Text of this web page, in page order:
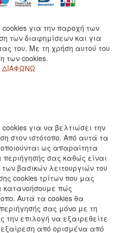
cookies για την παροχή των
των διαφημίσεων και για
του. Με τη χρήση αυτού του
των cookies.
ΔΙΑΦΩΝΩ
cookies για να βελτιώσει την
στον ιστότοπο. Από αυτά τα
ως απαραίτητα
σας καθώς είναι
βασικών λειτουργιών του
cookies τρίτων που μας
κατανοήσουμε πώς
Αυτά τα cookies θα
σας μόνο με τη
την επιλογή να εξαιρεθείτε
από ορισμένα από